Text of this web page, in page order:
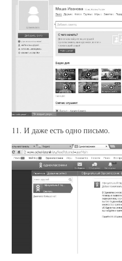
11. И даже есть одно письмо.